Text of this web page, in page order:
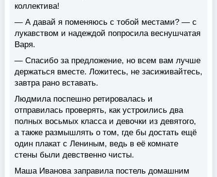
коллектива!
— А давай я поменяюсь с тобой местами? — с
лукавством и надеждой попросила веснушчатая
Варя.
— Спасибо за предложение, но всем вам лучше
держаться вместе. Ложитесь, не засиживайтесь,
завтра рано вставать.
Людмила поспешно ретировалась и
отправилась проверять, как устроились два
полных восьмых класса и девочки из девятого,
а также размышлять о том, где бы достать ещё
один плакат с Лениным, ведь в её комнате
стены были девственно чисты.
Маша Иванова заправила постель домашним